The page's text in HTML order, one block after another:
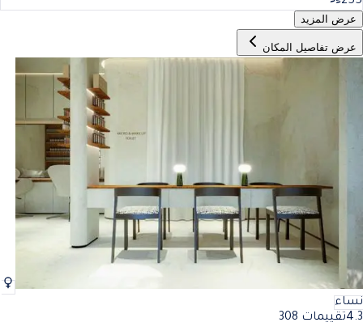
عرض المزيد
عرض تفاصيل المكان
نساء
4.3تقييمات 308